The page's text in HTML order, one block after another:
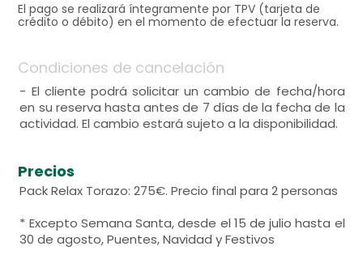
El pago se realizará íntegramente por TPV (tarjeta de
crédito o débito) en el momento de efectuar la reserva.
Condiciones de cancelación
- El cliente podrá solicitar un cambio de fecha/hora
en su reserva hasta antes de 7 días de la fecha de la
actividad. El cambio estará sujeto a la disponibilidad.
Precios
Pack Relax Torazo: 275€. Precio final para 2 personas
* Excepto Semana Santa, desde el 15 de julio hasta el
30 de agosto, Puentes, Navidad y Festivos